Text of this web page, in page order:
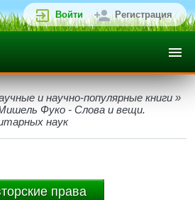
Войти Регистрация
и научно-популярные книги »
Фуко - Слова и вещи.
наук
права